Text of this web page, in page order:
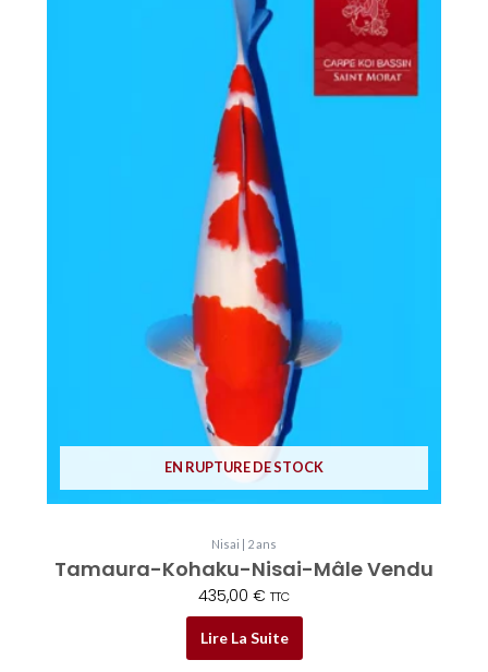
EN RUPTURE DE STOCK
Nisai | 2 ans
Tamaura-Kohaku-Nisai-Mâle Vendu
435,00 € TTC
Lire La Suite